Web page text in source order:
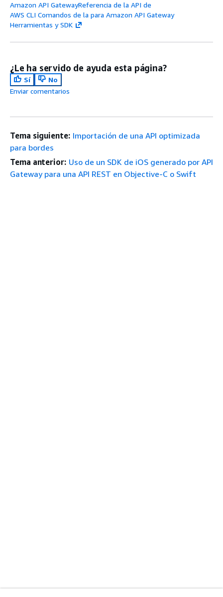
Amazon API GatewayReferencia de la API de
AWS CLI Comandos de la para Amazon API Gateway
Herramientas y SDK
¿Le ha servido de ayuda esta página?
Sí
No
Enviar comentarios
Tema siguiente: Importación de una API optimizada
para bordes
Tema anterior: Uso de un SDK de iOS generado por API
Gateway para una API REST en Objective-C o Swift